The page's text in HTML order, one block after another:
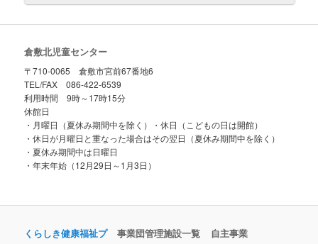
倉敷北児童センター
〒710-0065 倉敷市宮前67番地6
TEL/FAX 086-422-6539
利用時間 9時～17時15分
休館日
・月曜日（夏休み期間中を除く）・休日（こどもの日は開館）
・休日が月曜日と重なった場合はその翌日（夏休み期間中を除く）
・夏休み期間中は日曜日
・年末年始（12月29日～1月3日）
くらしき健康福祉プ
事業団管理施設一覧
自主事業